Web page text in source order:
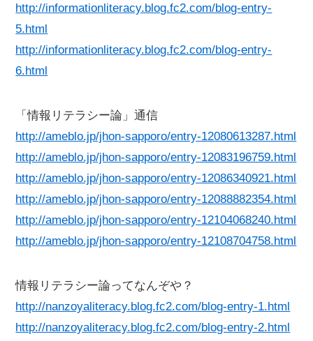
http://informationliteracy.blog.fc2.com/blog-entry-
5.html
http://informationliteracy.blog.fc2.com/blog-entry-
6.html
「情報リテラシー論」通信
http://ameblo.jp/jhon-sapporo/entry-12080613287.html
http://ameblo.jp/jhon-sapporo/entry-12083196759.html
http://ameblo.jp/jhon-sapporo/entry-12086340921.html
http://ameblo.jp/jhon-sapporo/entry-12088882354.html
http://ameblo.jp/jhon-sapporo/entry-12104068240.html
http://ameblo.jp/jhon-sapporo/entry-12108704758.html
情報リテラシー論ってなんぞや？
http://nanzoyaliteracy.blog.fc2.com/blog-entry-1.html
http://nanzoyaliteracy.blog.fc2.com/blog-entry-2.html